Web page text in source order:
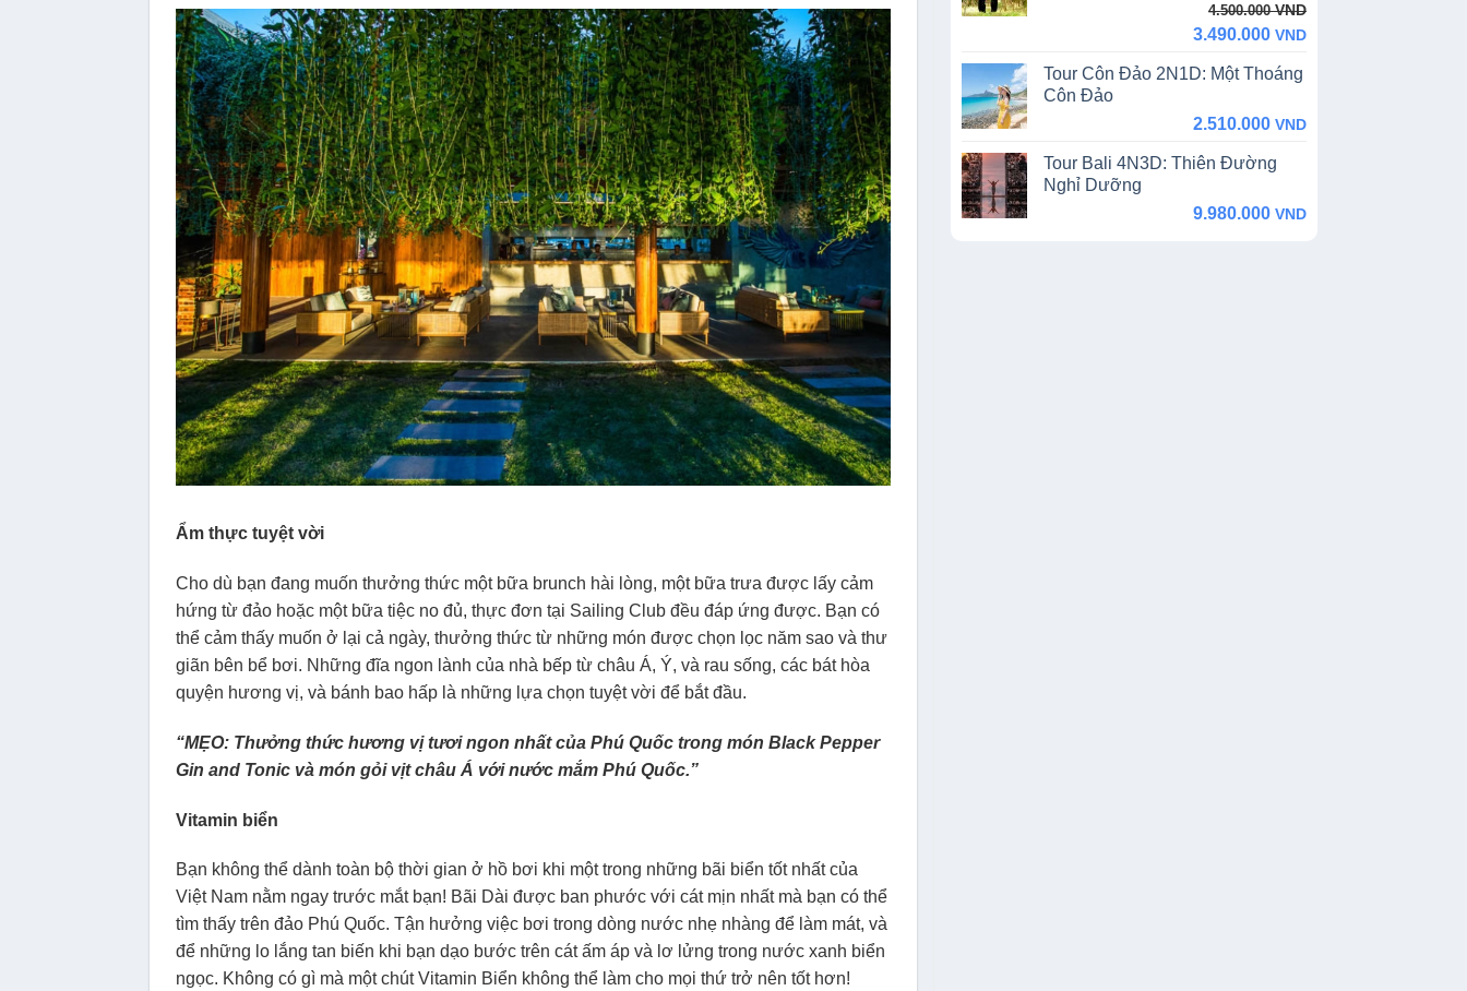
Ẩm thực tuyệt vời
Cho dù bạn đang muốn thưởng thức một bữa brunch hài lòng, một bữa trưa được lấy cảm
hứng từ đảo hoặc một bữa tiệc no đủ, thực đơn tại Sailing Club đều đáp ứng được. Bạn có
thể cảm thấy muốn ở lại cả ngày, thưởng thức từ những món được chọn lọc năm sao và thư
giãn bên bể bơi. Những đĩa ngon lành của nhà bếp từ châu Á, Ý, và rau sống, các bát hòa
quyện hương vị, và bánh bao hấp là những lựa chọn tuyệt vời để bắt đầu.
“MẸO: Thưởng thức hương vị tươi ngon nhất của Phú Quốc trong món Black Pepper
Gin and Tonic và món gỏi vịt châu Á với nước mắm Phú Quốc.”
Vitamin biển
Bạn không thể dành toàn bộ thời gian ở hồ bơi khi một trong những bãi biển tốt nhất của
Việt Nam nằm ngay trước mắt bạn! Bãi Dài được ban phước với cát mịn nhất mà bạn có thể
tìm thấy trên đảo Phú Quốc. Tận hưởng việc bơi trong dòng nước nhẹ nhàng để làm mát, và
để những lo lắng tan biến khi bạn dạo bước trên cát ấm áp và lơ lửng trong nước xanh biển
ngọc. Không có gì mà một chút Vitamin Biển không thể làm cho mọi thứ trở nên tốt hơn!
4.500.000VND
4.500.000 VND.
3.490.000 VND
3.490.000 VND.
Tour Côn Đảo 2N1D: Một Thoáng
Côn Đảo
2.510.000 VND
Tour Bali 4N3D: Thiên Đường
Nghỉ Dưỡng
9.980.000 VND